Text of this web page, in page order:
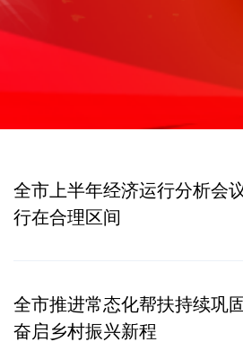
全市上半年经济运行分析会议强调 稳中求进难中求进干中求进
行在合理区间
全市推进常态化帮扶持续巩
奋启乡村振兴新程